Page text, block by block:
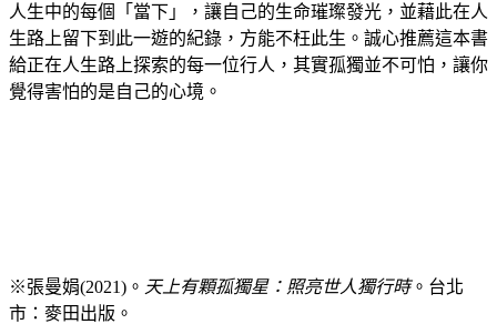
人生中的每個「當下」，讓自己的生命璀璨發光，並藉此在人
生路上留下到此一遊的紀錄，方能不枉此生。誠心推薦這本書
給正在人生路上探索的每一位行人，其實孤獨並不可怕，讓你
覺得害怕的是自己的心境。
※張曼娟(2021) 。 天上有顆孤獨星：照亮世人獨行時。 台北
市：麥田出版。